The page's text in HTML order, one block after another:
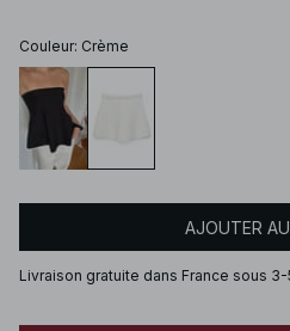
Couleur: Crème
AJOUTER
Livraison gratuite dans France sous